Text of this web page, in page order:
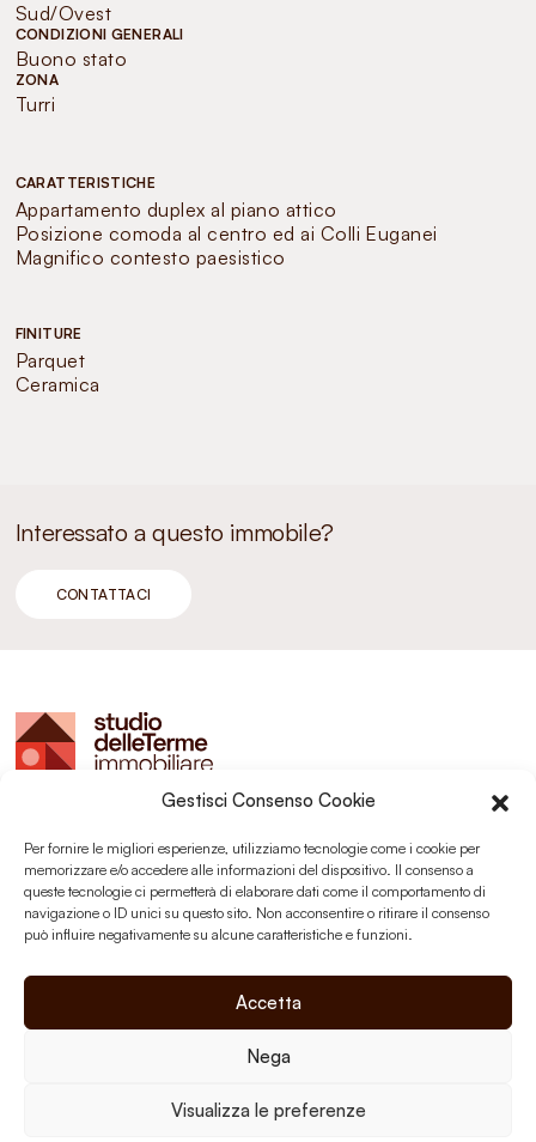
Gestisci Consenso Cookie
Per fornire le migliori esperienze, utilizziamo tecnologie come i cookie per
memorizzare e/o accedere alle informazioni del dispositivo. Il consenso a
queste tecnologie ci permetterà di elaborare dati come il comportamento di
navigazione o ID unici su questo sito. Non acconsentire o ritirare il consenso
può influire negativamente su alcune caratteristiche e funzioni.
Accetta
Nega
Visualizza le preferenze
Sud/Ovest
CONDIZIONI GENERALI
Buono stato
ZONA
Turri
CARATTERISTICHE
Appartamento duplex al piano attico
Posizione comoda al centro ed ai Colli Euganei
Magnifico contesto paesistico
FINITURE
Parquet
Ceramica
Interessato a questo immobile?
CONTATTACI
Studio delle Terme sas
P.I. 03203350289
Social